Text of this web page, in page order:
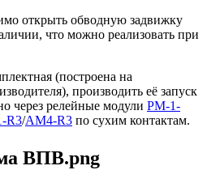
открыть обводную задвижку
что можно реализовать при
(построена на
производить её запуск
через релейные модули РМ-1-
R3/АМ4-R3 по сухим контактам.